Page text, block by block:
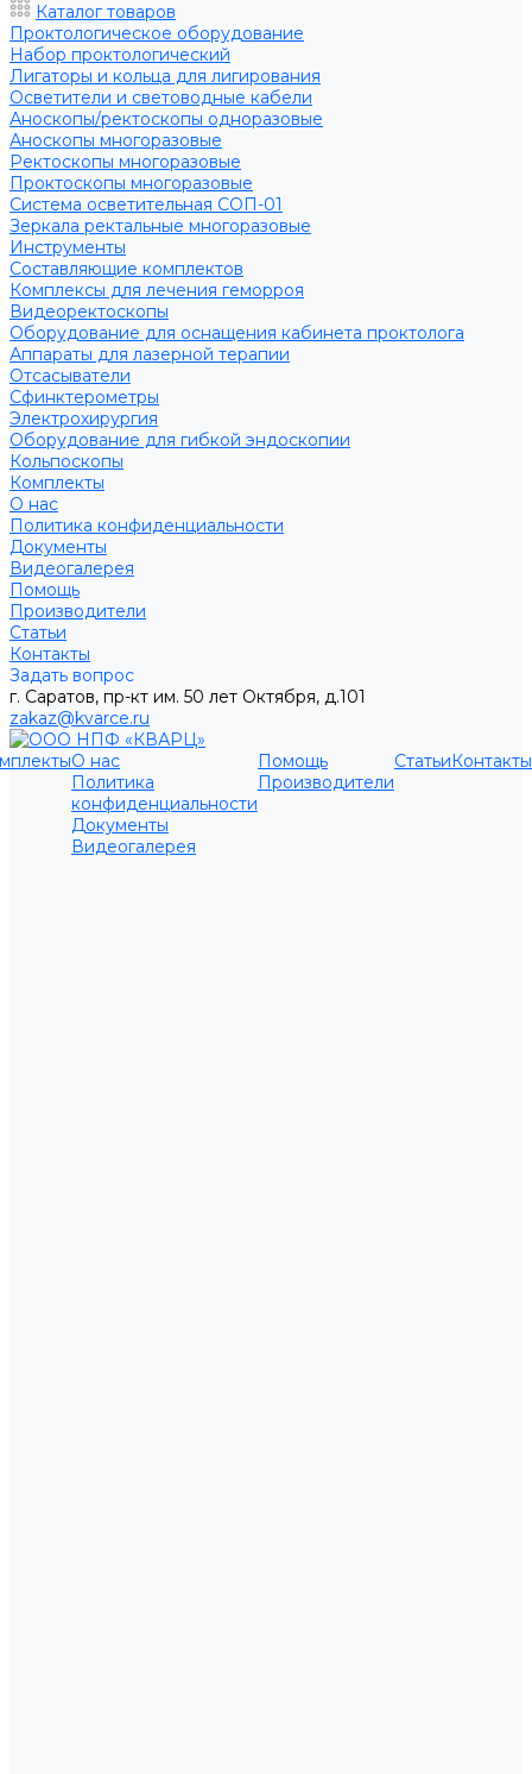
Каталог товаров
Проктологическое оборудование
Набор проктологический
Лигаторы и кольца для лигирования
Осветители и световодные кабели
Аноскопы/ректоскопы одноразовые
Аноскопы многоразовые
Ректоскопы многоразовые
Проктоскопы многоразовые
Система осветительная СОП-01
Зеркала ректальные многоразовые
Инструменты
Составляющие комплектов
Комплексы для лечения геморроя
Видеоректоскопы
Оборудование для оснащения кабинета проктолога
Аппараты для лазерной терапии
Отсасыватели
Сфинктерометры
Электрохирургия
Оборудование для гибкой эндоскопии
Кольпоскопы
Комплекты
О нас
Политика конфиденциальности
Документы
Видеогалерея
Помощь
Производители
Статьи
Контакты
Задать вопрос
г. Саратов, пр-кт им. 50 лет Октября, д.101
zakaz@kvarce.ru
О нас
Политика
конфиденциальности
Документы
Видеогалерея
Помощь
Производители
СтатьиКонтакты